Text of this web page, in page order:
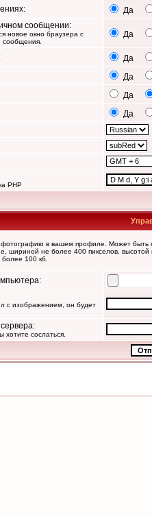
Да
сообщении:
новое окно браузера с
сообщения.
Да
Да
Да
Да
Да
PHP
фотографию в вашем профиле. Может быть
шириной не более 400 пикселов, высотой
100 кб.
с изображением, он будет
сослаться.